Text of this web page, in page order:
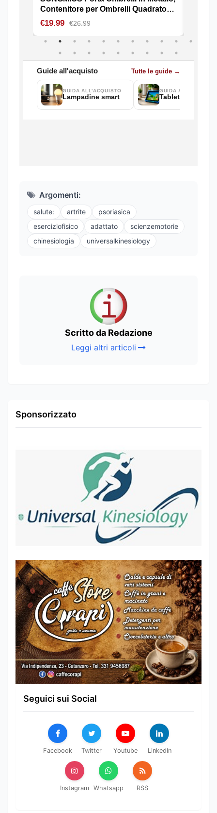
Argomenti:
salute: artrite
psoriasica
eserciziofisico
adattato
scienzemotorie
chinesiologia
universalkinesiology
Scritto da Redazione
Leggi altri articoli
Sponsorizzato
Seguici sui Social
Facebook Twitter Youtube LinkedIn
Instagram Whatsapp RSS